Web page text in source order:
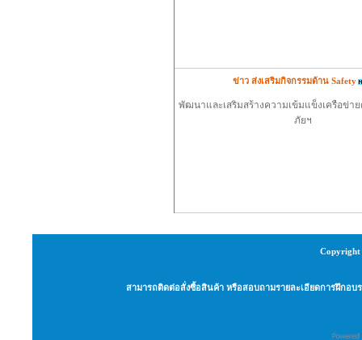
ข่าว ส่งเสริมกิจกรรมด้าน Safety
พัฒนาและเสริมสร้างความเข้มแข็งเครือข่า
ภัยฯ
Copyright
สามารถติดต่อสั่งซื้อสินค้า หรือสอบถามรายละเอียดการฝึกอบ